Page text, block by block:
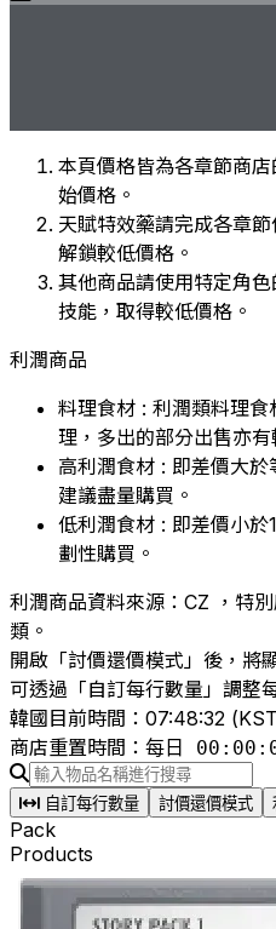
本頁價格皆為各章節商
始價格。
天賦特效藥請完成各章
解鎖較低價格。
其他商品請使用特定角
技能，取得較低價格。
利潤商品
料理食材 : 利潤類料理食
理，多出的部分出售亦有
高利潤食材 : 即差價大於
建議盡量購買。
低利潤食材 : 即差價小於
劃性購買。
利潤商品資料來源：CZ ，特
類。
開啟「討價還價模式」後，將
可透過「自訂每行數量」調整
韓國目前時間： 07:48:33
商店重置時間： 每日
自訂每行數量 討價還價模式
Pack
Products